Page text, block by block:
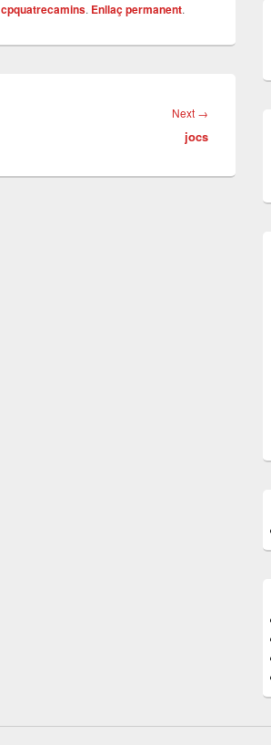
cpquatrecamins. Enllaç permanent.
Next →
post:
jocs